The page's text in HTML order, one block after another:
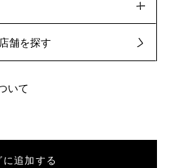
舗を探す
いて
に追加する